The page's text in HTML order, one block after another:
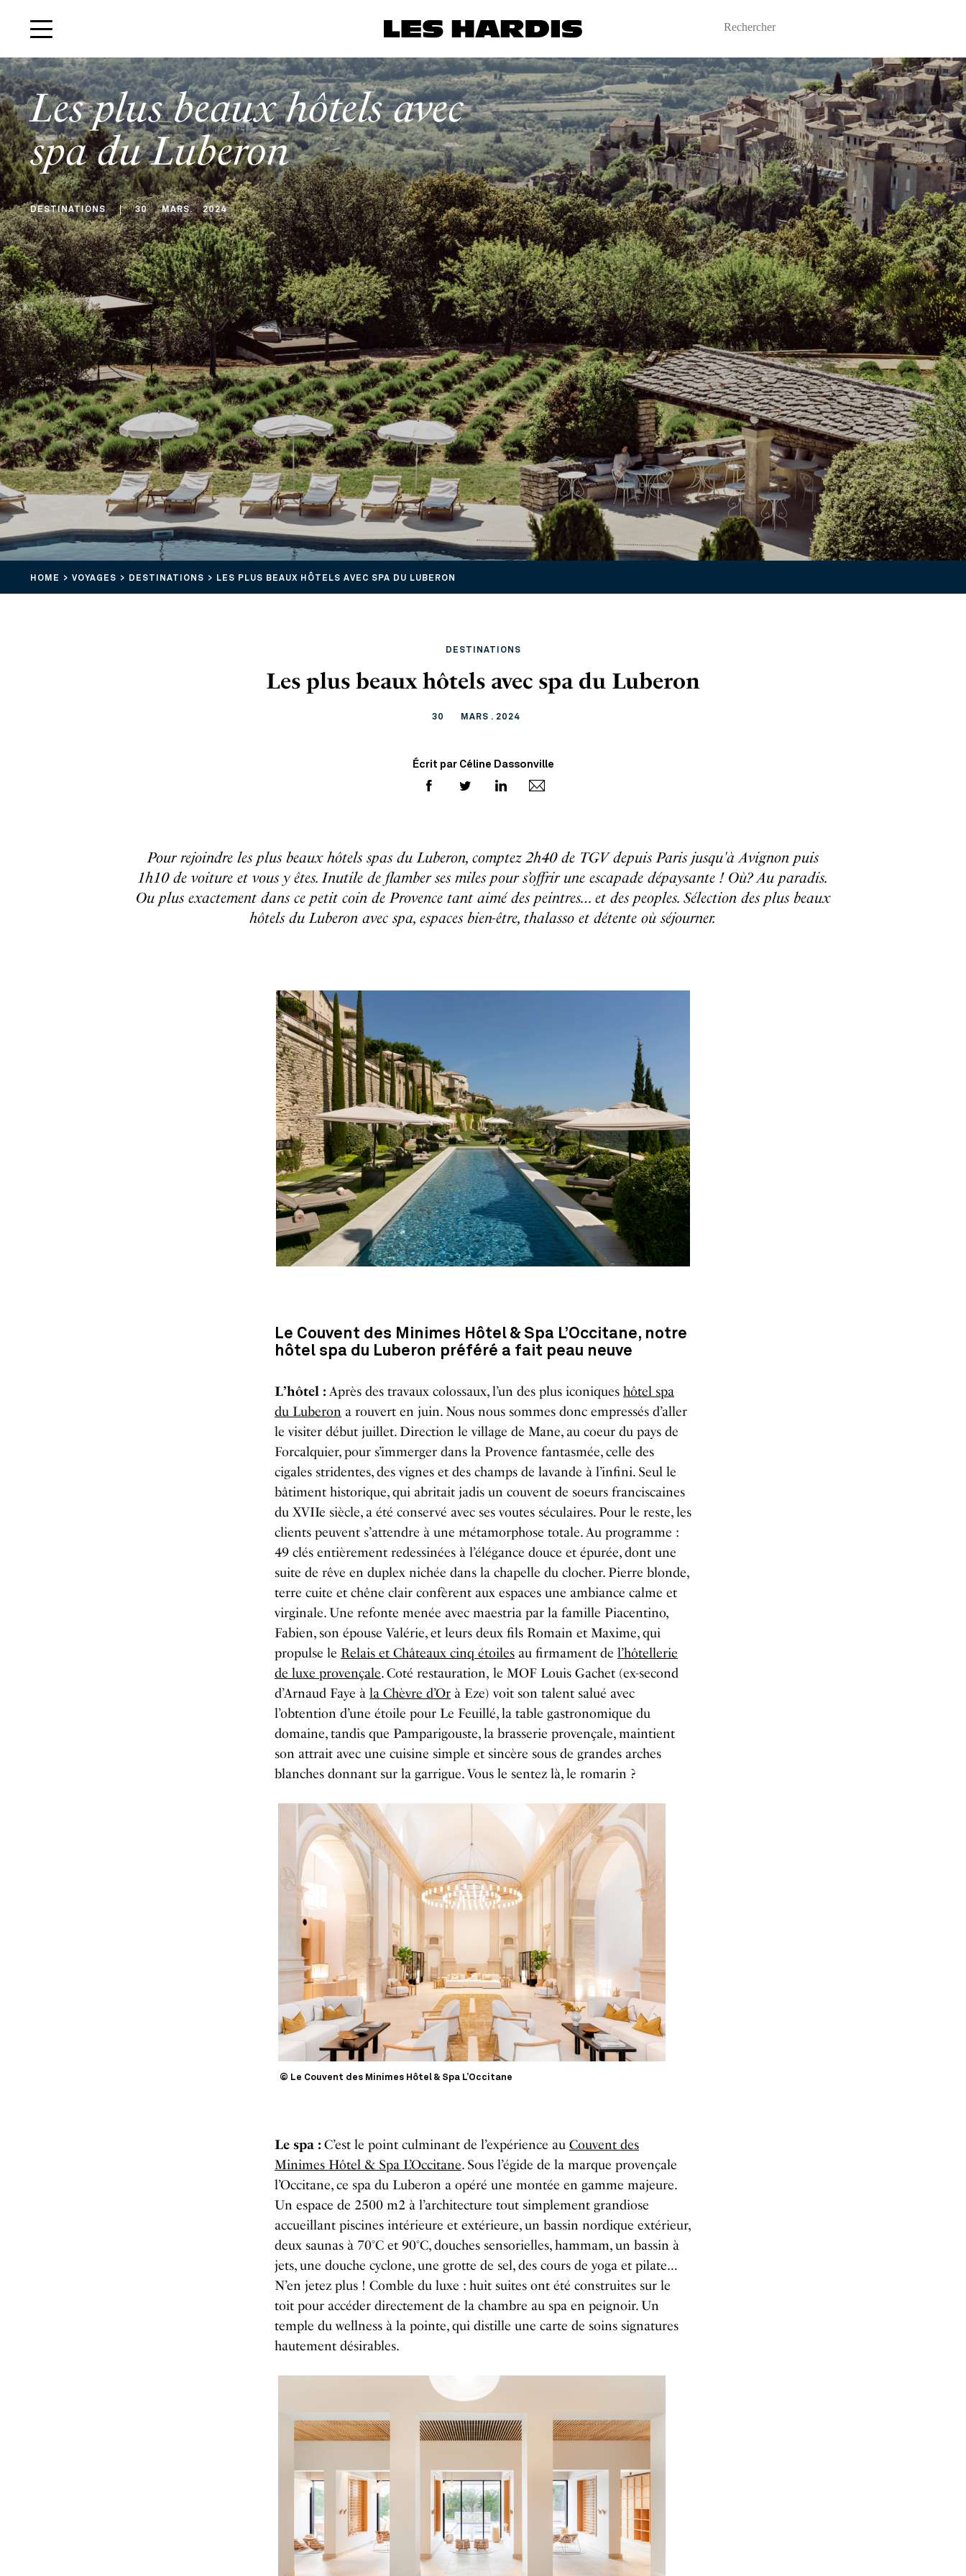
Les plus beaux hôtels avec
spa du Luberon
DESTINATIONS 30 MARS. 2024
HOME VOYAGES DESTINATIONS LES PLUS BEAUX HÔTELS AVEC SPA DU LUBERON
DESTINATIONS
Les plus beaux hôtels avec spa du Luberon
30 MARS . 2024
Écrit par Céline Dassonville
Pour rejoindre les plus beaux hôtels spas du Luberon, comptez 2h40 de TGV depuis Paris jusqu'à Avignon puis
1h10 de voiture et vous y êtes. Inutile de flamber ses miles pour s’offrir une escapade dépaysante ! Où? Au paradis.
Ou plus exactement dans ce petit coin de Provence tant aimé des peintres… et des peoples. Sélection des plus beaux
hôtels du Luberon avec spa, espaces bien-être, thalasso et détente où séjourner.
Le Couvent des Minimes Hôtel & Spa L’Occitane, notre
hôtel spa du Luberon préféré a fait peau neuve
L’hôtel : Après des travaux colossaux, l’un des plus iconiques hôtel spa
du Luberon a rouvert en juin. Nous nous sommes donc empressés d’aller
le visiter début juillet. Direction le village de Mane, au coeur du pays de
Forcalquier, pour s’immerger dans la Provence fantasmée, celle des
cigales stridentes, des vignes et des champs de lavande à l’infini. Seul le
bâtiment historique, qui abritait jadis un couvent de soeurs franciscaines
du XVIIe siècle, a été conservé avec ses voutes séculaires. Pour le reste, les
clients peuvent s’attendre à une métamorphose totale. Au programme :
49 clés entièrement redessinées à l’élégance douce et épurée, dont une
suite de rêve en duplex nichée dans la chapelle du clocher. Pierre blonde,
terre cuite et chêne clair confèrent aux espaces une ambiance calme et
virginale. Une refonte menée avec maestria par la famille Piacentino,
Fabien, son épouse Valérie, et leurs deux fils Romain et Maxime, qui
propulse le Relais et Châteaux cinq étoiles au firmament de l’hôtellerie
de luxe provençale. Coté restauration, le MOF Louis Gachet (ex-second
d’Arnaud Faye à la Chèvre d’Or à Eze) voit son talent salué avec
l’obtention d’une étoile pour Le Feuillé, la table gastronomique du
domaine, tandis que Pamparigouste, la brasserie provençale, maintient
son attrait avec une cuisine simple et sincère sous de grandes arches
blanches donnant sur la garrigue. Vous le sentez là, le romarin ?
© Le Couvent des Minimes Hôtel & Spa L’Occitane
Le spa : C’est le point culminant de l’expérience au Couvent des
Minimes Hôtel & Spa L’Occitane. Sous l’égide de la marque provençale
l’Occitane,ce spa du Luberon a opéré une montée en gamme majeure.
Un espace de 2500 m2 à l’architecture tout simplement grandiose
accueillant piscines intérieure et extérieure, un bassin nordique extérieur,
deux saunas à 70°C et 90°C, douches sensorielles, hammam, un bassin à
jets, une douche cyclone, une grotte de sel, des cours de yoga et pilate…
N’en jetez plus ! Comble du luxe : huit suites ont été construites sur le
toit pour accéder directement de la chambre au spa en peignoir.Un
temple du wellness à la pointe, qui distille une carte de soins signatures
hautement désirables.